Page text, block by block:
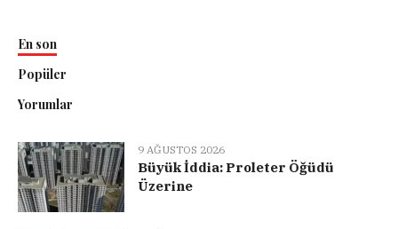
En son
Popüler
Yorumlar
9 AĞUSTOS 2026
Büyük İddia: Proleter Öğüdü
Üzerine